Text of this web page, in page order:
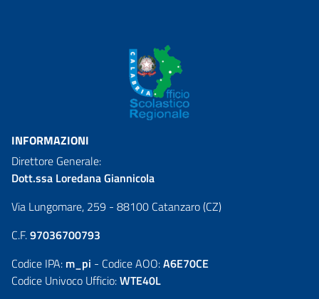
INFORMAZIONI
Direttore Generale:
Dott.ssa Loredana Giannicola
Via Lungomare, 259 - 88100 Catanzaro (CZ)
C.F.97036700793
Codice IPA: m_pi - Codice AOO:A6E70CE
Codice Univoco Ufficio:WTE40L